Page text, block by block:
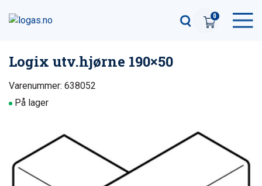
0
Logix utv.hjørne 190×50
Varenummer: 638052
På lager